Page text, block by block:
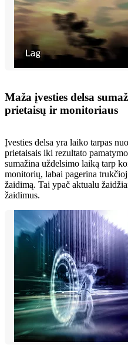
Maža įvesties delsa
prietaisų ir monitoriaus
Įvesties delsa yra laiko tarpas
prietaisais iki rezultato
sumažina uždelsimo laiką tarp
monitorių, labai pagerina
žaidimą. Tai ypač aktualu
žaidimus.